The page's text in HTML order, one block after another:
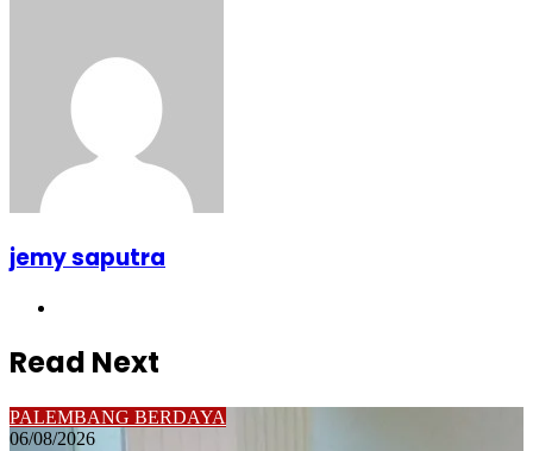
jemy saputra
Read Next
PALEMBANG BERDAYA
06/08/2026